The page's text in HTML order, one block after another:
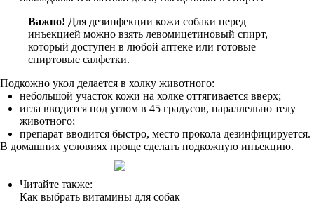
Важно! Для дезинфекции кожи собаки перед
инъекцией можно взять левомицетиновый спирт,
который доступен в любой аптеке или готовые
спиртовые салфетки.
Подкожно укол делается в холку животного:
небольшой участок кожи на холке оттягивается вверх;
игла вводится под углом в 45 градусов, параллельно телу
животного;
препарат вводится быстро, место прокола дезинфицируется.
В домашних условиях проще сделать подкожную инъекцию.
Читайте также:
Как выбрать витамины для собак